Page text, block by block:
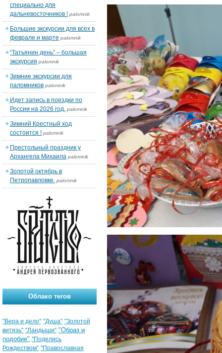
специально для
дальневосточников ! palomnik
Большие экскурсии для всех в
феврале и марте palomnik
“Татьянин день” – большая
экскурсия palomnik
Зимние экскурсии для
паломников palomnik
Идет запись в поездки по
России на 2026 год. palomnik
Зимний Крестный ход
состоится ! palomnik
Престольный праздник у
Архангела Михаила palomnik
Золотой октябрь в
Петропавловке. palomnik
Облако тегов
"Вера и дело" "Душа" "Золотой
витязь" "Ландыши" "Образ и
подобие" "Поделись
Рождеством" "Православная